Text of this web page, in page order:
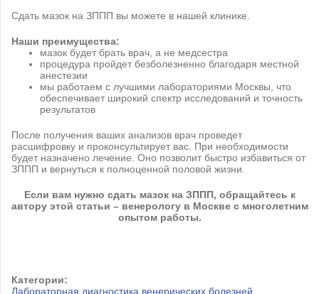
Сдать мазок на ЗППП вы можете в нашей клинике.
Наши преимущества:
мазок будет брать врач, а не медсестра
процедура пройдет безболезненно благодаря местной
анестезии
мы работаем с лучшими лабораториями Москвы, что
обеспечивает широкий спектр исследований и точность
результатов
После получения ваших анализов врач проведет
расшифровку и проконсультирует вас. При необходимости
будет назначено лечение. Оно позволит быстро избавиться от
ЗППП и вернуться к полноценной половой жизни.
Если вам нужно сдать мазок на ЗППП, обращайтесь к
автору этой статьи – венерологу в Москве с многолетним
опытом работы.
Категории:
Лабораторная диагностика венерических болезней